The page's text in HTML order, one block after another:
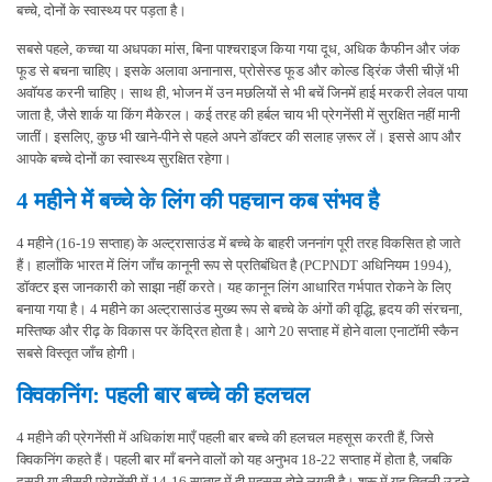
बच्चे, दोनों के स्वास्थ्य पर पड़ता है।
सबसे पहले, कच्चा या अधपका मांस, बिना पाश्चराइज किया गया दूध, अधिक कैफीन और जंक
फूड से बचना चाहिए। इसके अलावा अनानास, प्रोसेस्ड फूड और कोल्ड ड्रिंक जैसी चीज़ें भी
अवॉयड करनी चाहिए। साथ ही, भोजन में उन मछलियों से भी बचें जिनमें हाई मरकरी लेवल पाया
जाता है, जैसे शार्क या किंग मैकेरल। कई तरह की हर्बल चाय भी प्रेगनेंसी में सुरक्षित नहीं मानी
जातीं। इसलिए, कुछ भी खाने-पीने से पहले अपने डॉक्टर की सलाह ज़रूर लें। इससे आप और
आपके बच्चे दोनों का स्वास्थ्य सुरक्षित रहेगा।
4 महीने में बच्चे के लिंग की पहचान कब संभव है
4 महीने (16-19 सप्ताह) के अल्ट्रासाउंड में बच्चे के बाहरी जननांग पूरी तरह विकसित हो जाते
हैं। हालाँकि भारत में लिंग जाँच कानूनी रूप से प्रतिबंधित है (PCPNDT अधिनियम 1994),
डॉक्टर इस जानकारी को साझा नहीं करते। यह कानून लिंग आधारित गर्भपात रोकने के लिए
बनाया गया है। 4 महीने का अल्ट्रासाउंड मुख्य रूप से बच्चे के अंगों की वृद्धि, हृदय की संरचना,
मस्तिष्क और रीढ़ के विकास पर केंद्रित होता है। आगे 20 सप्ताह में होने वाला एनाटॉमी स्कैन
सबसे विस्तृत जाँच होगी।
क्विकनिंग: पहली बार बच्चे की हलचल
4 महीने की प्रेगनेंसी में अधिकांश माएँ पहली बार बच्चे की हलचल महसूस करती हैं, जिसे
क्विकनिंग कहते हैं। पहली बार माँ बनने वालों को यह अनुभव 18-22 सप्ताह में होता है, जबकि